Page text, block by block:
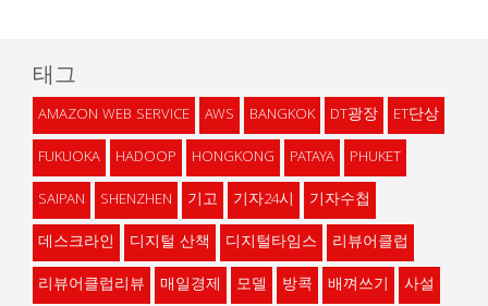
태그
AMAZON WEB SERVICE AWS BANGKOK DT광장
ET단상
FUKUOKA
HADOOP HONGKONG PATAYA
PHUKET
SAIPAN
SHENZHEN 기고 기자24시
기자수첩
데스크라인
디지털 산책 디지털타임스
리뷰어클럽
리뷰어클럽리뷰
매일경제 모델 방콕 배껴쓰기
사설